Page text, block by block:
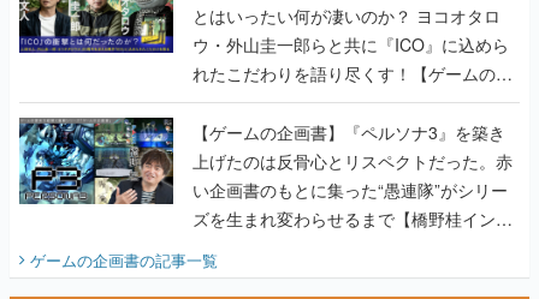
とはいったい何が凄いのか？ ヨコオタロ
ウ・外山圭一郎らと共に『ICO』に込めら
れたこだわりを語り尽くす！【ゲームの企
画書】
【ゲームの企画書】『ペルソナ3』を築き
上げたのは反骨心とリスペクトだった。赤
い企画書のもとに集った“愚連隊”がシリー
ズを生まれ変わらせるまで【橋野桂インタ
ゲームの企画書の記事一覧